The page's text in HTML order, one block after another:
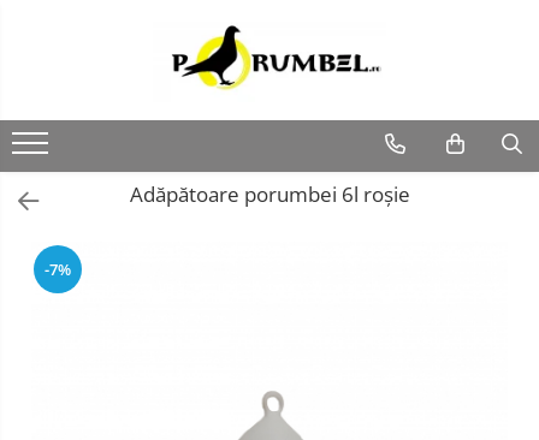
Adăpătoare porumbei 6l roșie
-7%